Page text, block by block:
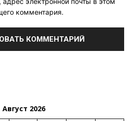
комментария.
Август 2026